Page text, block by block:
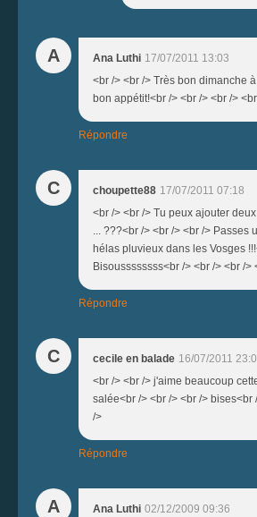
A Ana Luthi 17/07/2011 13:03
<br /> <br /> Très bon dimanche
bon appétit!<br /> <br /> <br />
Répondre
C choupette88 17/07/2011 07:18
<br /> <br /> Tu peux ajouter
... ???<br /> <br /> <br /> Passes
hélas pluvieux dans les Vosges
Bisoussssssss<br /> <br /> <br />
Répondre
C cecile en balade 16/07/2011
<br /> <br /> j'aime beaucoup
salée<br /> <br /> <br /> bises<br
/>
Répondre
A Ana Luthi 02/12/2009 09:36